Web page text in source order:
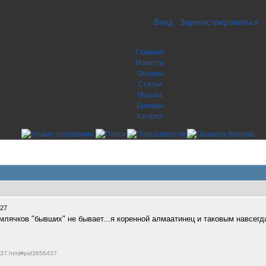
Вход Зарегистрироваться
Главная
Новости
Обзоры
Статьи
Музыка
Бренды
Каталог
"бывших" не бывает...я коренной алмаатинец и таковым